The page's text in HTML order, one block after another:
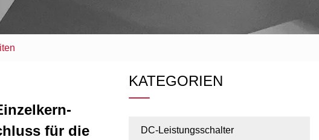
für die
KATEGORIEN
DC-Leistungsschalter